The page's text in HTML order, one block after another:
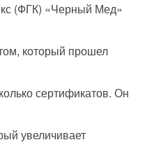
(ФГК) «Черный Мед»
который прошел
сертификатов. Он
увеличивает